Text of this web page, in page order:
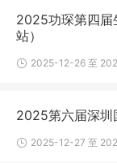
2025功琛第四届
站）
2025-12-26 至
2025第六届深圳
2025-12-27 至